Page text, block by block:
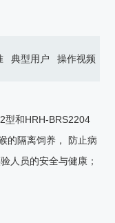
典型用户 操作视频
型和HRH-BRS2204
的隔离饲养， 防止病
人员的安全与健康；